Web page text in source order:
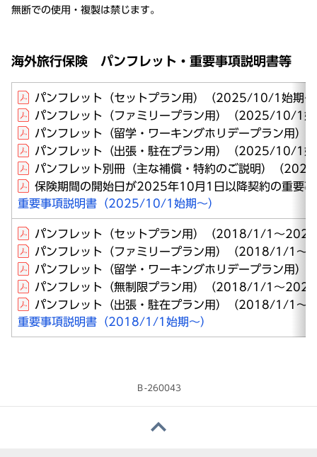
無断での使用・複製は禁じます。
海外旅行保険 パンフレット・重要事項説明書等
パンフレット（セットプラン用）（2025/10/1始期～
パンフレット（ファミリープラン用）（2025/10/1始
パンフレット（留学・ワーキングホリデープラン用
パンフレット（出張・駐在プラン用）（2025/10/1始
パンフレット別冊（主な補償・特約のご説明）（
保険期間の開始日が2025年10月1日以降契約の重要
重要事項説明書（2025/10/1始期～）
パンフレット（セットプラン用）（2018/1/1～
パンフレット（ファミリープラン用）（2018/1/1
パンフレット（留学・ワーキングホリデープラン
パンフレット（無制限プラン用）（2018/1/1～
パンフレット（出張・駐在プラン用）（2018/1/1
重要事項説明書（2018/1/1始期～）
Ｂ-260043